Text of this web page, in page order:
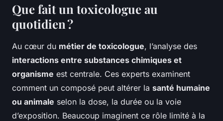
Que fait un toxicologue au
quotidien ?
Au cœur du métier de toxicologue, l’analyse des
interactions entre substances chimiques et
organisme est centrale. Ces experts examinent
comment un composé peut altérer la santé humaine
ou animale selon la dose, la durée ou la voie
d’exposition. Beaucoup imaginent ce rôle limité à la